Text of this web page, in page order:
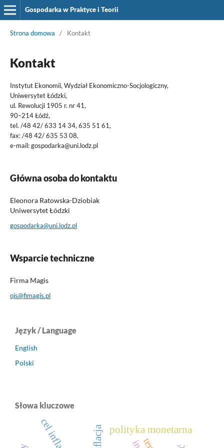
Gospodarka w Praktyce i Teorii
Strona domowa / Kontakt
Kontakt
Instytut Ekonomii, Wydział Ekonomiczno-Socjologiczny,
Uniwersytet Łódzki,
ul. Rewolucji 1905 r. nr 41,
90–214 Łódź,
tel. /48 42/ 633 14 34, 635 51 61,
fax: /48 42/ 635 53 08,
e-mail: gospodarka@uni.lodz.pl
Główna osoba do kontaktu
Eleonora Ratowska-Dziobiak
Uniwersytet Łódzki
gospodarka@uni.lodz.pl
Wsparcie techniczne
Firma Magis
ojs@fimagis.pl
Język / Language
English
Polski
Słowa kluczowe
polityka monetarna
inflacja